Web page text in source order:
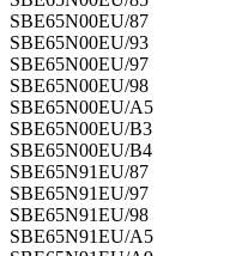
SBE65N00EU/87
SBE65N00EU/93
SBE65N00EU/97
SBE65N00EU/98
SBE65N00EU/A5
SBE65N00EU/B3
SBE65N00EU/B4
SBE65N91EU/87
SBE65N91EU/97
SBE65N91EU/98
SBE65N91EU/A5